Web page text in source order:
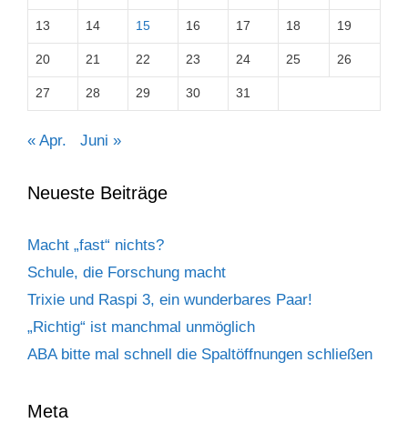
13 14 15 16 17 18 19
20 21 22 23 24 25 26
27 28 29 30 31
« Apr. Juni »
Neueste Beiträge
Macht „fast“ nichts?
Schule, die Forschung macht
Trixie und Raspi 3, ein wunderbares Paar!
„Richtig“ ist manchmal unmöglich
ABA bitte mal schnell die Spaltöffnungen schließen
Meta